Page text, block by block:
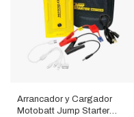
Arrancador y Cargador
Motobatt Jump Starter